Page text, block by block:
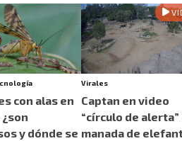
con alas en
y dónde se
Virales
Captan en video
“círculo de alerta”
manada de